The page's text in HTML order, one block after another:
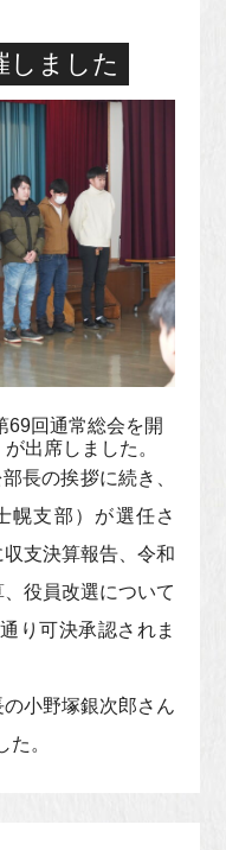
しました
回通常総会を開
出席しました。
長の挨拶に続き、
幌支部）が選任さ
支決算報告、令和
役員改選について
り可決承認されま
小野塚銀次郎さん
た。